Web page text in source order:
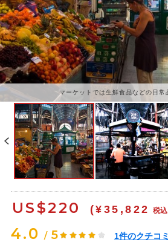
マーケットでは生鮮食品などの日常
US$220 (¥35,822 税込
4.0 / 5 1件のクチコ